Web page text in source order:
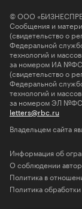
© ООО
Сообщения и
(свидетельство о
Федеральной
технологий и
за номером ИА
(свидетельство о
Федеральной
технологий и
за номером ЭЛ
letters@rbc.ru
Владельцем сайта
Информация об
О соблюдении
Политика в
Политика